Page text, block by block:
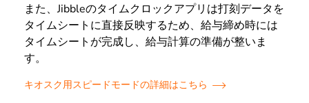
また、Jibbleのタイムクロックアプリは打刻データを
タイムシートに直接反映するため、給与締め時には
タイムシートが完成し、給与計算の準備が整いま
す。
キオスク用スピードモードの詳細はこちら